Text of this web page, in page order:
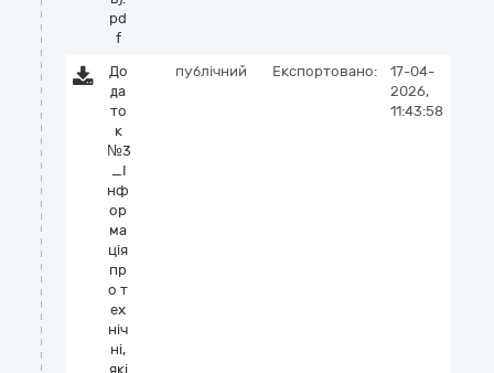
pd
f
До
да
то
к
№3
_І
нф
ор
ма
ція
пр
о т
ех
ніч
ні,
які
публічний Експортовано:
17-04-
2026,
11:43:58